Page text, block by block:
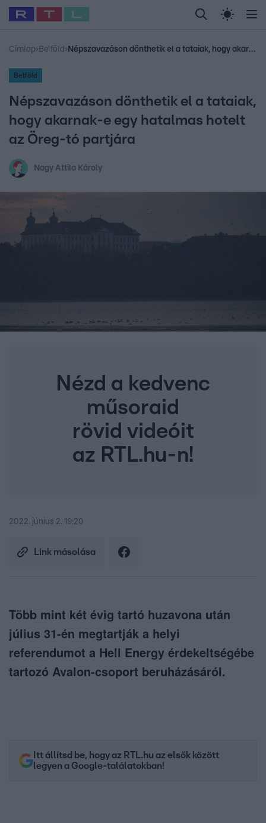
Legfrissebb RTL Híradó Randi Celeb vagyok,
Babits Marcella Most Wanted Gallusz
Címlap› Belföld › Népszavazáson dönthetik el a tataiak, hogy akarnak-e egy hatalmas hotelt az Öreg-tó partjára
Belföld
Népszavazáson dönthetik el a tataiak,
hogy akarnak-e egy hatalmas hotelt
az Öreg-tó partjára
Nagy Attila Károly
Nézd a kedvenc
műsoraid
rövid videóit
az RTL.hu-n!
2022. június 2. 19:20
Link másolása
Több mint két évig tartó huzavona után
július 31-én megtartják a helyi
referendumot a Hell Energy érdekeltségébe
tartozó Avalon-csoport beruházásáról.
Itt állítsd be, hogy az RTL.hu az elsők között
legyen a Google-találatokban!